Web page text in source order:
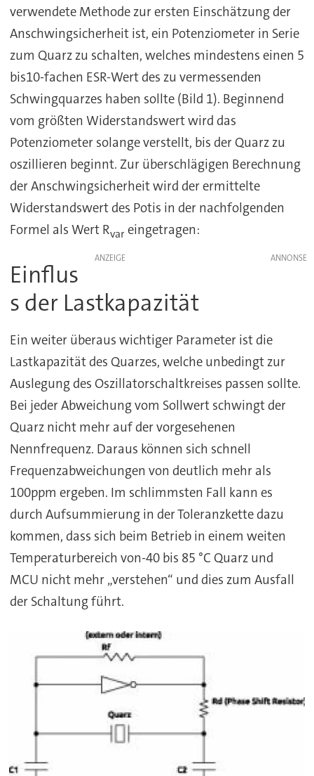
verwendete Methode zur ersten Einschätzung der
Anschwingsicherheit ist, ein Potenziometer in Serie
zum Quarz zu schalten, welches mindestens einen 5
bis10-fachen ESR-Wert des zu vermessenden
Schwingquarzes haben sollte (Bild 1). Beginnend
vom größten Widerstandswert wird das
Potenziometer solange verstellt, bis der Quarz zu
oszillieren beginnt. Zur überschlägigen Berechnung
der Anschwingsicherheit wird der ermittelte
Widerstandswert des Potis in der nachfolgenden
Formel als Wert Rvareingetragen:
ANZEIGE
Einflus
s der Lastkapazität
Ein weiter überaus wichtiger Parameter ist die
Lastkapazität des Quarzes, welche unbedingt zur
Auslegung des Oszillatorschaltkreises passen sollte.
Bei jeder Abweichung vom Sollwert schwingt der
Quarz nicht mehr auf der vorgesehenen
Nennfrequenz. Daraus können sich schnell
Frequenzabweichungen von deutlich mehr als
100ppm ergeben. Im schlimmsten Fall kann es
durch Aufsummierung in der Toleranzkette dazu
kommen, dass sich beim Betrieb in einem weiten
Temperaturbereich von-40 bis 85 °C Quarz und
MCU nicht mehr „verstehen“ und dies zum Ausfall
der Schaltung führt.